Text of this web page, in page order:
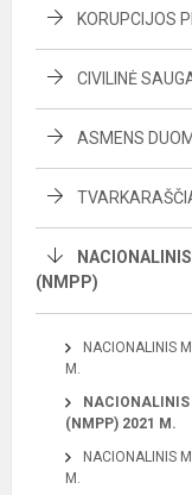
KORUPCIJOS
CIVILINĖ
ASMENS
(NMPP)
NACIONALINIS
M.
(NMPP) 2021 M.
NACIONALINIS
M.